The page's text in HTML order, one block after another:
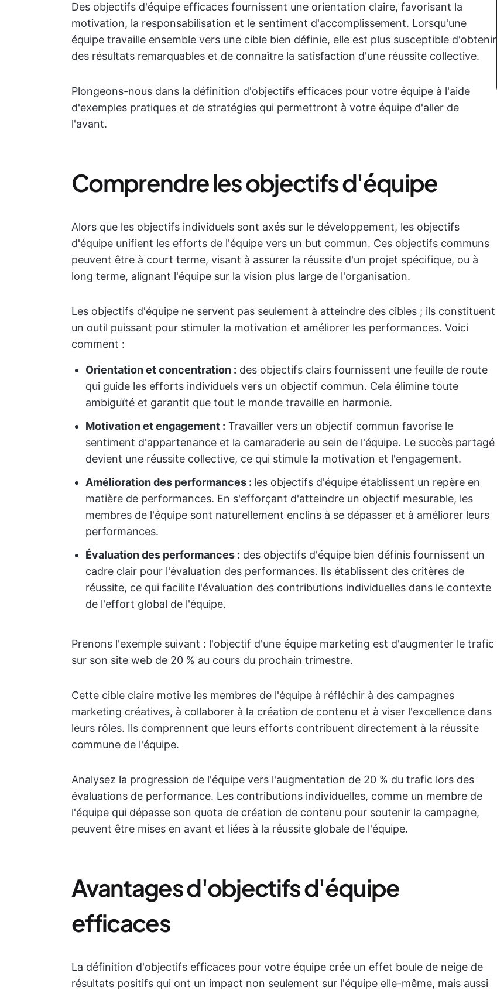
Des objectifs d'équipe efficaces fournissent une orientation claire, favorisant la
motivation, la responsabilisation et le sentiment d'accomplissement. Lorsqu'une
équipe travaille ensemble vers une cible bien définie, elle est plus susceptible d'obtenir
des résultats remarquables et de connaître la satisfaction d'une réussite collective.
Plongeons-nous dans la définition d'objectifs efficaces pour votre équipe à l'aide
d'exemples pratiques et de stratégies qui permettront à votre équipe d'aller de
l'avant.
Comprendre les objectifs d'équipe
Alors que les objectifs individuels sont axés sur le développement, les objectifs
d'équipe unifient les efforts de l'équipe vers un but commun. Ces objectifs communs
peuvent être à court terme, visant à assurer la réussite d'un projet spécifique, ou à
long terme, alignant l'équipe sur la vision plus large de l'organisation.
Les objectifs d'équipe ne servent pas seulement à atteindre des cibles ; ils constituent
un outil puissant pour stimuler la motivation et améliorer les performances. Voici
comment :
Orientation et concentration : des objectifs clairs fournissent une feuille de route
qui guide les efforts individuels vers un objectif commun. Cela élimine toute
ambiguïté et garantit que tout le monde travaille en harmonie.
Motivation et engagement : Travailler vers un objectif commun favorise le
sentiment d'appartenance et la camaraderie au sein de l'équipe. Le succès partagé
devient une réussite collective, ce qui stimule la motivation et l'engagement.
Amélioration des performances : les objectifs d'équipe établissent un repère en
matière de performances. En s'efforçant d'atteindre un objectif mesurable, les
membres de l'équipe sont naturellement enclins à se dépasser et à améliorer leurs
performances.
Évaluation des performances : des objectifs d'équipe bien définis fournissent un
cadre clair pour l'évaluation des performances. Ils établissent des critères de
réussite, ce qui facilite l'évaluation des contributions individuelles dans le contexte
de l'effort global de l'équipe.
Prenons l'exemple suivant : l'objectif d'une équipe marketing est d'augmenter le trafic
sur son site web de 20 % au cours du prochain trimestre.
Cette cible claire motive les membres de l'équipe à réfléchir à des campagnes
marketing créatives, à collaborer à la création de contenu et à viser l'excellence dans
leurs rôles. Ils comprennent que leurs efforts contribuent directement à la réussite
commune de l'équipe.
Analysez la progression de l'équipe vers l'augmentation de 20 % du trafic lors des
évaluations de performance. Les contributions individuelles, comme un membre de
l'équipe qui dépasse son quota de création de contenu pour soutenir la campagne,
peuvent être mises en avant et liées à la réussite globale de l'équipe.
Avantages d'objectifs d'équipe
efficaces
La définition d'objectifs efficaces pour votre équipe crée un effet boule de neige de
résultats positifs qui ont un impact non seulement sur l'équipe elle-même, mais aussi